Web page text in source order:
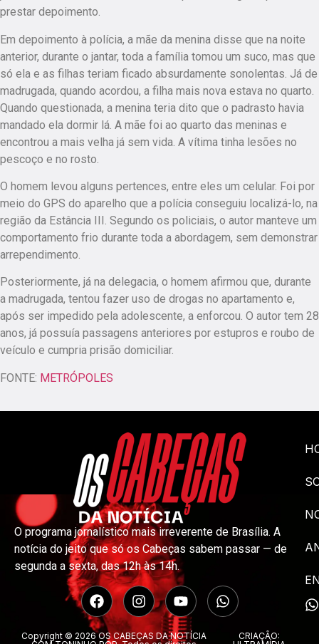
prestar depoimento.
Em depoimento à polícia, a mãe da menina disse que na noite
anterior, durante o jantar, toda a família tomou um suco, mas que
só ela e as filhas teriam ficado absurdamente sonolentas. Já de
madrugada, quando acordou, a filha mais nova estava no quarto.
Quando questionada, a menina teria dito que o padrasto havia
mandado ela dormir lá. A mãe foi ao quarto das meninas e
encontrou a mais velha já sem vida. A vítima tinha lesões no
pescoço e no rosto.
O homem levou alguns pertences, entre eles um celular. Foi por
meio do GPS do aparelho que a polícia conseguiu localizá-lo, na
região da Estância III. Segundo os policiais, o autor manteve um
comportamento frio durante toda a abordagem, sem demonstrar
arrependimento.
Posteriormente, já na delegacia, o homem afirmou que, durante
a madrugada, tentou fazer uso de drogas no apartamento e,
após ser impedido pela adolescente, a enforcou. O autor tem 28
anos, já possuía passagens anteriores por estupros e roubo de
veículo e cumpria prisão domiciliar.
FONTE: METRÓPOLES
O programa jornalístico mais irreverente de Brasília. A
notícia do jeito que só os Cabeças sabem passar — de
segunda a sexta, das 12h às 14h.
Copyright © 2026 OS CABEÇAS DA NOTÍCIA
CRIAÇÃO: